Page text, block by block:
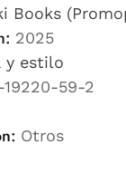
Books
2025
y estilo
59-2
Otros